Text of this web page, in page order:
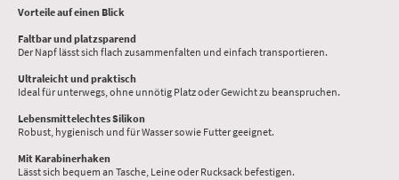
Vorteile auf einen Blick
Faltbar und platzsparend
Der Napf lässt sich flach zusammenfalten und einfach transportieren.
Ultraleicht und praktisch
Ideal für unterwegs, ohne unnötig Platz oder Gewicht zu beanspruchen.
Lebensmittelechtes Silikon
Robust, hygienisch und für Wasser sowie Futter geeignet.
Mit Karabinerhaken
Lässt sich bequem an Tasche, Leine oder Rucksack befestigen.